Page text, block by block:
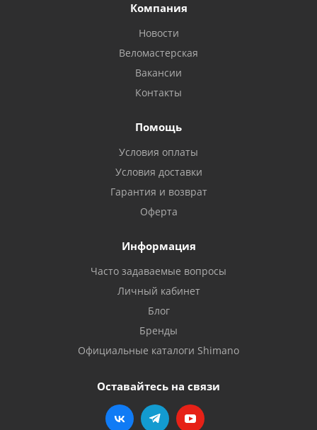
Компания
Новости
Веломастерская
Вакансии
Контакты
Помощь
Условия оплаты
Условия доставки
Гарантия и возврат
Оферта
Информация
Часто задаваемые вопросы
Личный кабинет
Блог
Бренды
Официальные каталоги Shimano
Оставайтесь на связи